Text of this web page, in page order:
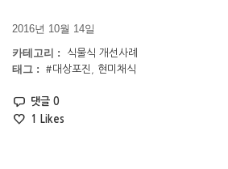
2016년 10월 14일
카테고리 :
식물식 개선사례
태그 : #대상포진 현미채식
댓글 0
1
Likes